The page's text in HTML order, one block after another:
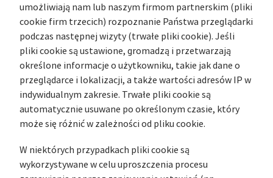
umożliwiają nam lub naszym firmom partnerskim (pliki
cookie firm trzecich) rozpoznanie Państwa przeglądarki
podczas następnej wizyty (trwałe pliki cookie). Jeśli
pliki cookie są ustawione, gromadzą i przetwarzają
określone informacje o użytkowniku, takie jak dane o
przeglądarce i lokalizacji, a także wartości adresów IP w
indywidualnym zakresie. Trwałe pliki cookie są
automatycznie usuwane po określonym czasie, który
może się różnić w zależności od pliku cookie.
W niektórych przypadkach pliki cookie są
wykorzystywane w celu uproszczenia procesu